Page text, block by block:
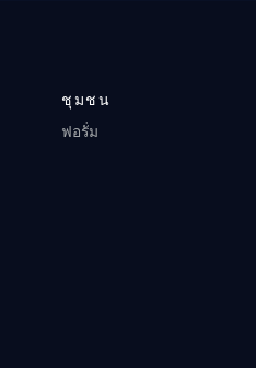
ชุมชน
ฟอรั่ม